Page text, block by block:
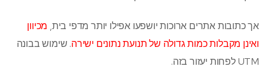
אך כתובות אתרים ארוכות יושפעו אפילו יותר מדפי בית, מכיוון
ואינן מקבלות כמות גדולה של תנועת נתונים ישירה. שימוש בבונה
UTM לפחות יעזור בזה.